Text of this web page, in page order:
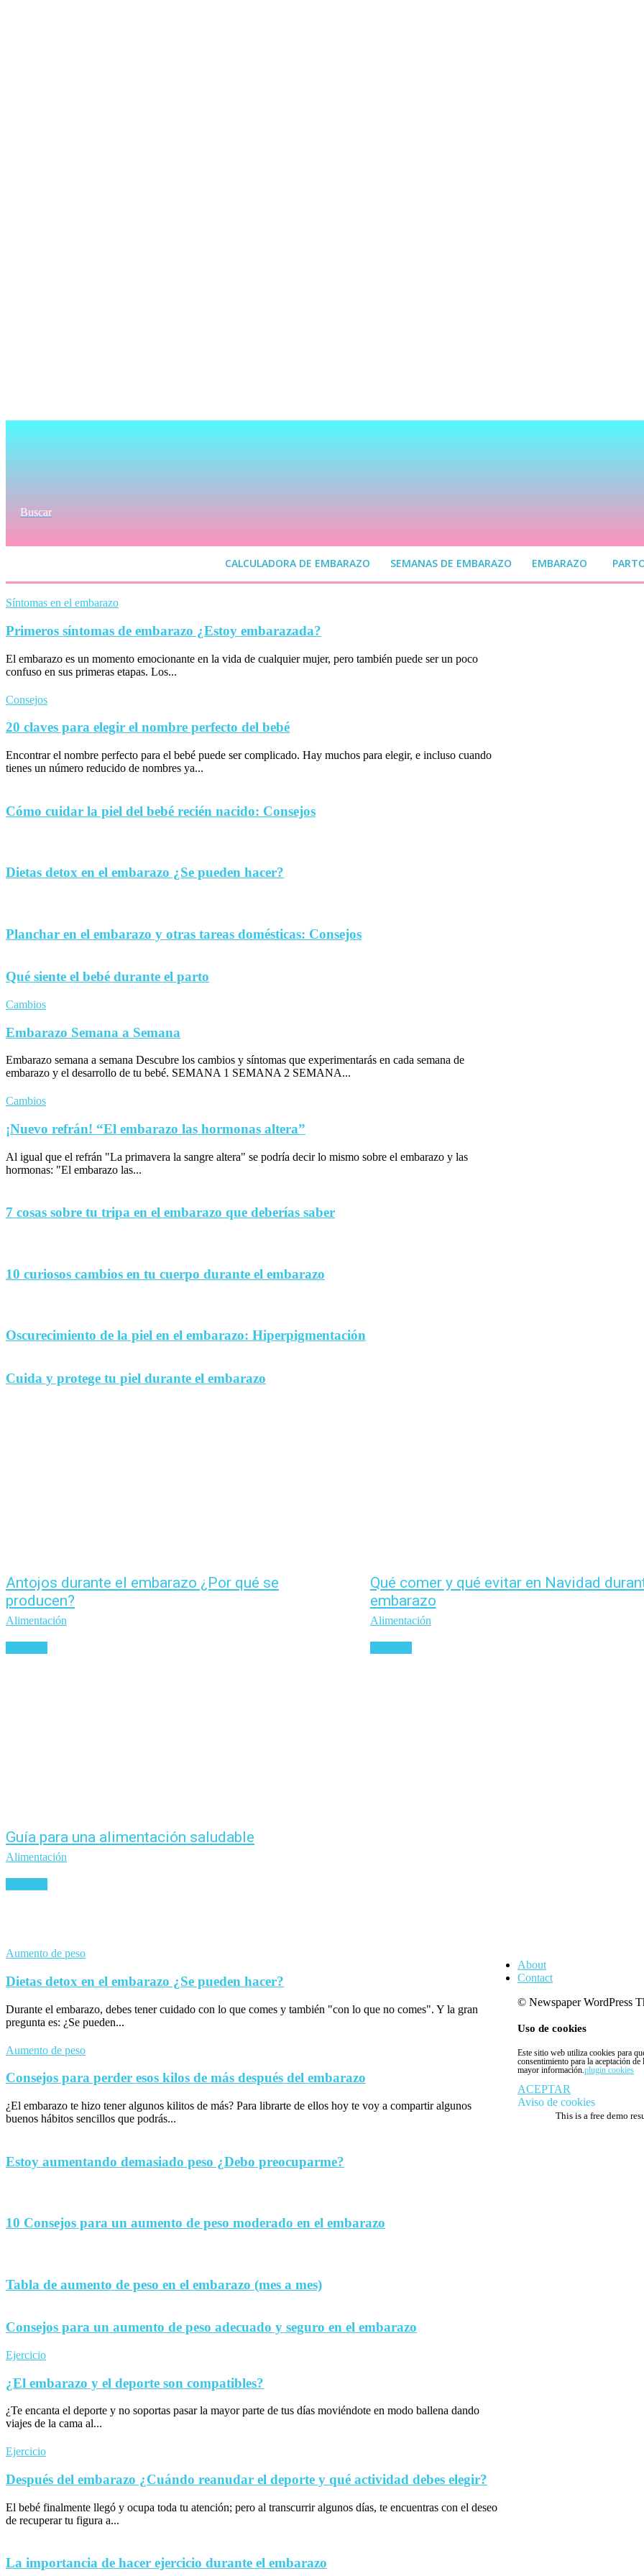
Buscar
CALCULADORA DE EMBARAZO SEMANAS DE EMBARAZO EMBARAZO
Síntomas en el embarazo
Primeros síntomas de embarazo ¿Estoy embarazada?
El embarazo es un momento emocionante en la vida de cualquier mujer, pero también puede ser un poco
confuso en sus primeras etapas. Los...
Consejos
20 claves para elegir el nombre perfecto del bebé
Encontrar el nombre perfecto para el bebé puede ser complicado. Hay muchos para elegir, e incluso cuando
tienes un número reducido de nombres ya...
Cómo cuidar la piel del bebé recién nacido: Consejos
Dietas detox en el embarazo ¿Se pueden hacer?
Planchar en el embarazo y otras tareas domésticas: Consejos
Qué siente el bebé durante el parto
Cambios
Embarazo Semana a Semana
Embarazo semana a semana Descubre los cambios y síntomas que experimentarás en cada semana de
embarazo y el desarrollo de tu bebé. SEMANA 1 SEMANA 2 SEMANA...
Cambios
¡Nuevo refrán! “El embarazo las hormonas altera”
Al igual que el refrán "La primavera la sangre altera" se podría decir lo mismo sobre el embarazo y las
hormonas: "El embarazo las...
7 cosas sobre tu tripa en el embarazo que deberías saber
10 curiosos cambios en tu cuerpo durante el embarazo
Oscurecimiento de la piel en el embarazo: Hiperpigmentación
Cuida y protege tu piel durante el embarazo
Antojos durante el embarazo ¿Por qué se
producen?
Alimentación
Qué comer y qué evitar en Navidad
embarazo
Alimentación
Guía para una alimentación saludable
Alimentación
Aumento de peso
Dietas detox en el embarazo ¿Se pueden hacer?
Durante el embarazo, debes tener cuidado con lo que comes y también "con lo que no comes". Y la gran
pregunta es: ¿Se pueden...
Aumento de peso
Consejos para perder esos kilos de más después del embarazo
¿El embarazo te hizo tener algunos kilitos de más? Para librarte de ellos hoy te voy a compartir algunos
buenos hábitos sencillos que podrás...
Estoy aumentando demasiado peso ¿Debo preocuparme?
10 Consejos para un aumento de peso moderado en el embarazo
Tabla de aumento de peso en el embarazo (mes a mes)
Consejos para un aumento de peso adecuado y seguro en el embarazo
Ejercicio
¿El embarazo y el deporte son compatibles?
¿Te encanta el deporte y no soportas pasar la mayor parte de tus días moviéndote en modo ballena dando
viajes de la cama al...
Ejercicio
Después del embarazo ¿Cuándo reanudar el deporte y qué actividad debes elegir?
El bebé finalmente llegó y ocupa toda tu atención; pero al transcurrir algunos días, te encuentras con el deseo
de recuperar tu figura a...
La importancia de hacer ejercicio durante el embarazo
About
Contact
© Newspaper WordPress
Uso de cookies
Este sitio web utiliza cookies para
consentimiento para la aceptación
mayor información.plugin cookies
ACEPTAR
Aviso de cookies
This is a free demo